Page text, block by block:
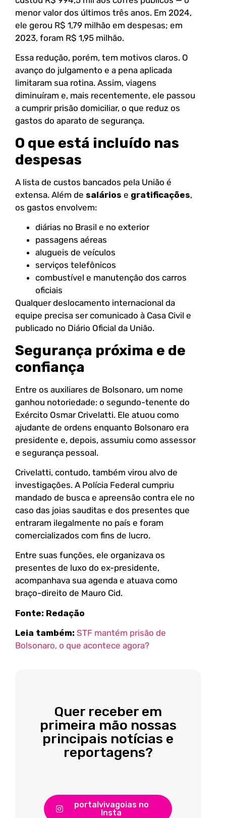
menor valor dos últimos três anos. Em 2024,
ele gerou R$ 1,79 milhão em despesas; em
2023, foram R$ 1,95 milhão.
Essa redução, porém, tem motivos claros. O
avanço do julgamento e a pena aplicada
limitaram sua rotina. Assim, viagens
diminuíram e, mais recentemente, ele passou
a cumprir prisão domiciliar, o que reduz os
gastos do aparato de segurança.
O que está incluído nas
despesas
A lista de custos bancados pela União é
extensa. Além de salários e gratificações,
os gastos envolvem:
diárias no Brasil e no exterior
passagens aéreas
alugueis de veículos
serviços telefônicos
combustível e manutenção dos carros
oficiais
Qualquer deslocamento internacional da
equipe precisa ser comunicado à Casa Civil e
publicado no Diário Oficial da União.
Segurança próxima e de
confiança
Entre os auxiliares de Bolsonaro, um nome
ganhou notoriedade: o segundo-tenente do
Exército Osmar Crivelatti. Ele atuou como
ajudante de ordens enquanto Bolsonaro era
presidente e, depois, assumiu como assessor
e segurança pessoal.
Crivelatti, contudo, também virou alvo de
investigações. A Polícia Federal cumpriu
mandado de busca e apreensão contra ele no
caso das joias sauditas e dos presentes que
entraram ilegalmente no país e foram
comercializados com fins de lucro.
Entre suas funções, ele organizava os
presentes de luxo do ex-presidente,
acompanhava sua agenda e atuava como
braço-direito de Mauro Cid.
Fonte: Redação
Leia também: STF mantém prisão de
Bolsonaro, o que acontece agora?
Quer receber em
primeira mão nossas
principais notícias e
reportagens?
portalvivagoias no
Insta